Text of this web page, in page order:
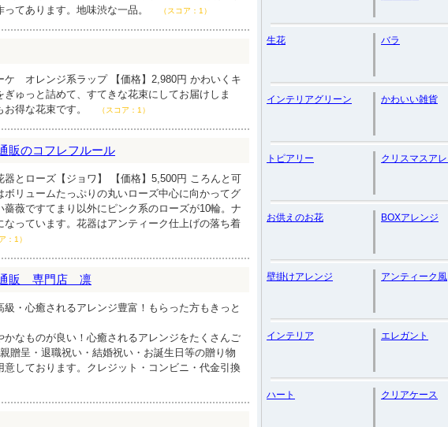
てあります。地味渋な一品。
（スコア：1）
ケ オレンジ系ラップ 【価格】2,980円 かわいくキ
ゅっと詰めて、すてきな花束にしてお届けしま
得な花束です。
（スコア：1）
販のコフレフルール
器とローズ【ジョワ】 【価格】5,500円 ころんと可
リュームたっぷりの丸いローズ中心に向かってグ
薇ですてまり以外にピンク系のローズが10輪。ナ
っています。花器はアンティーク仕上げの落ち着
：1）
通販 専門店 凛
・心癒されるアレンジ豊富！もらった方もきっと
なものが良い！心癒されるアレンジをたくさんご
贈呈・退職祝い・結婚祝い・お誕生日等の贈り物
しております。クレジット・コンビニ・代金引換
生花 バラ
インテリアグリーン かわいい雑貨
トピアリー クリスマスア
お供えのお花 BOXアレンジ
壁掛けアレンジ アンティーク風
インテリア エレガント
ハート クリアケース